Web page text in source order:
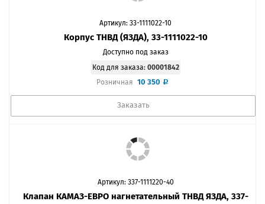
Артикул: 33-1111022-10
Корпус ТНВД (ЯЗДА), 33-1111022-10
Доступно под заказ
Код для заказа: 00001842
Розничная 10 350
Заказать
Артикул: 337-1111220-40
Клапан КАМАЗ-ЕВРО нагнетательный ТНВД ЯЗДА, 337-